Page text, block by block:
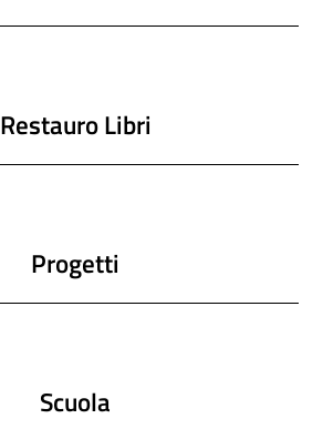
Restauro Libri
Progetti
Scuola